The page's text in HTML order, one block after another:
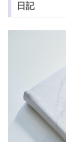
日記